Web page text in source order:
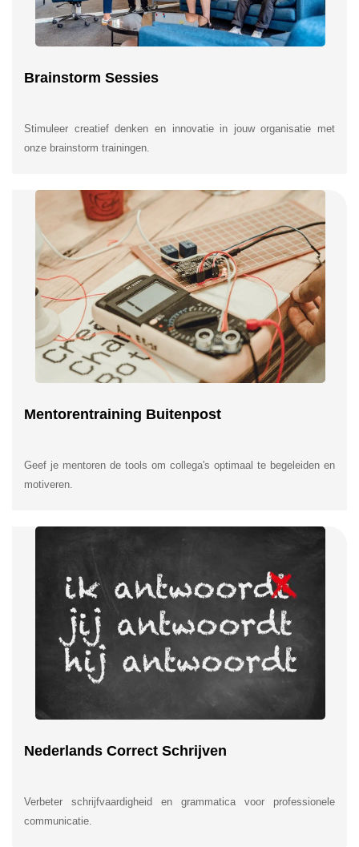
Brainstorm Sessies
Stimuleer creatief denken en innovatie in jouw organisatie met
onze brainstorm trainingen.
Mentorentraining Buitenpost
Geef je mentoren de tools om collega's optimaal te begeleiden en
motiveren.
Nederlands Correct Schrijven
Verbeter schrijfvaardigheid en grammatica voor professionele
communicatie.